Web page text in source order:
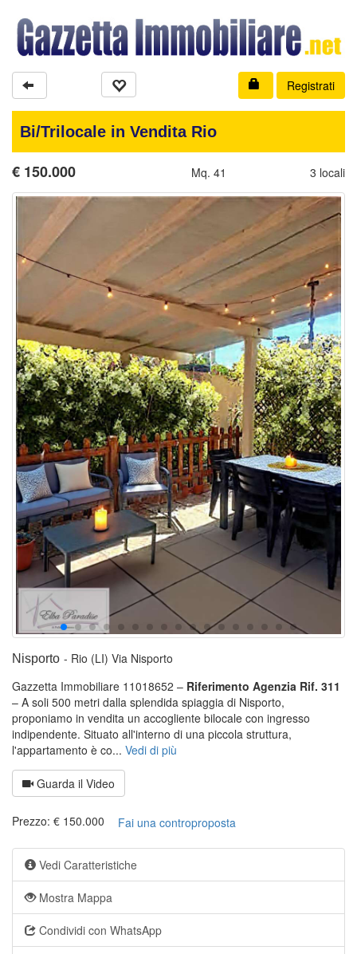
Registrati
Bi/Trilocale in Vendita Rio
€ 150.000 Mq. 41 3 locali
Nisporto - Rio (LI) Via Nisporto
Gazzetta Immobiliare 11018652 – Riferimento Agenzia Rif. 311
– A soli 500 metri dalla splendida spiaggia di Nisporto,
proponiamo in vendita un accogliente bilocale con ingresso
indipendente. Situato all'interno di una piccola struttura,
l'appartamento è co... Vedi di più
Guarda il Video
Prezzo: € 150.000 Fai una controproposta
Vedi Caratteristiche
Mostra Mappa
Condividi con WhatsApp